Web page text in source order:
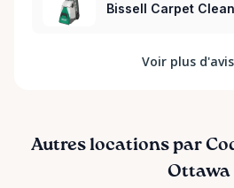
Bissell Carpet
Voir plus d'avis
Autres locations par
Ottawa